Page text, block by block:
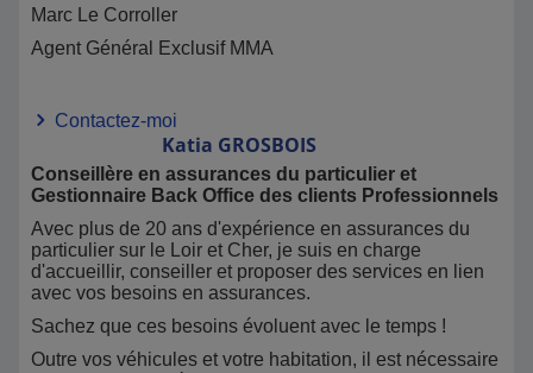
Marc Le Corroller
Agent Général Exclusif MMA
Contactez-moi
Katia GROSBOIS
Conseillère en assurances du particulier et
Gestionnaire Back Office des clients Professionnels
Avec plus de 20 ans d'expérience en assurances du
particulier sur le Loir et Cher, je suis en charge
d'accueillir, conseiller et proposer des services en lien
avec vos besoins en assurances.
Sachez que ces besoins évoluent avec le temps !
Outre vos véhicules et votre habitation, il est nécessaire